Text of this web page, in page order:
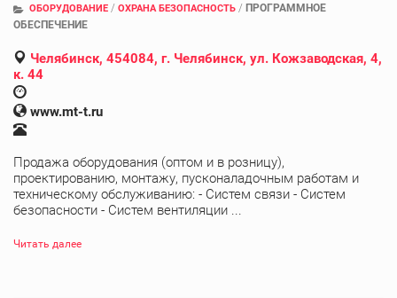
ОБОРУДОВАНИЕ / ОХРАНА БЕЗОПАСНОСТЬ / ПРОГРАММНОЕ
ОБЕСПЕЧЕНИЕ
Челябинск, 454084, г. Челябинск, ул. Кожзаводская, 4,
к. 44
www.mt-t.ru
Продажа оборудования (оптом и в розницу),
проектированию, монтажу, пусконаладочным работам и
техническому обслуживанию: - Систем связи - Систем
безопасности - Систем вентиляции ...
Читать далее